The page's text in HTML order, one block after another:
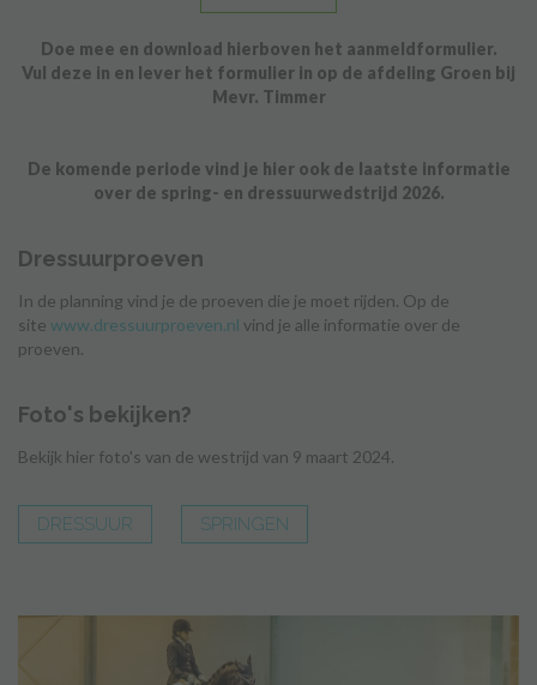
Doe mee en download hierboven het aanmeldformulier.
Vul deze in en lever het formulier in op de afdeling Groen bij
Mevr. Timmer
De komende periode vind je hier ook de laatste informatie
over de spring- en dressuurwedstrijd 2026.
Dressuurproeven
In de planning vind je de proeven die je moet rijden. Op de
site www.dressuurproeven.nl vind je alle informatie over de
proeven.
Foto's bekijken?
Bekijk hier foto's van de westrijd van 9 maart 2024.
DRESSUUR SPRINGEN